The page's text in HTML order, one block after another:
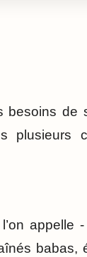
de
plusieurs
appelle
babas,